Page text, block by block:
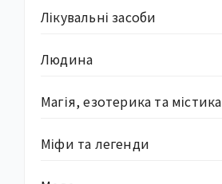
Лікувальні засоби
Людина
Магія, езотерика та містика
Міфи та легенди